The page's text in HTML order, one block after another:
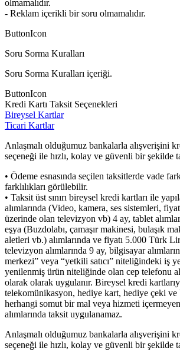
olmamalıdır.
- Reklam içerikli bir soru olmamalıdır.
ButtonIcon
Soru Sorma Kuralları
Soru Sorma Kuralları içeriği.
ButtonIcon
Kredi Kartı Taksit Seçenekleri
Bireysel Kartlar
Ticari Kartlar
Anlaşmalı olduğumuz bankalarla alışverişini
seçeneği ile hızlı, kolay ve güvenli bir şekilde
• Ödeme esnasında seçilen taksitlerde vade
farklılıkları görülebilir.
• Taksit üst sınırı bireysel kredi kartları ile
alımlarında (Video, kamera, ses sistemleri,
üzerinde olan televizyon vb) 4 ay, tablet
eşya (Buzdolabı, çamaşır makinesi, bulaşık
aletleri vb.) alımlarında ve fiyatı 5.000 Türk
televizyon alımlarında 9 ay, bilgisayar
merkezi” veya “yetkili satıcı” niteliğindeki iş
yenilenmiş ürün niteliğinde olan cep telefonu
olarak olarak uygulanır. Bireysel kredi
telekomünikasyon, hediye kart, hediye çeki ve
herhangi somut bir mal veya hizmeti
alımlarında taksit uygulanamaz.
Anlaşmalı olduğumuz bankalarla alışverişini
seçeneği ile hızlı, kolay ve güvenli bir şekilde